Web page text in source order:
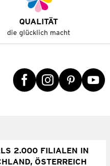
QUALITÄT
die glücklich macht
2.000 FILIALEN IN
ÖSTERREICH